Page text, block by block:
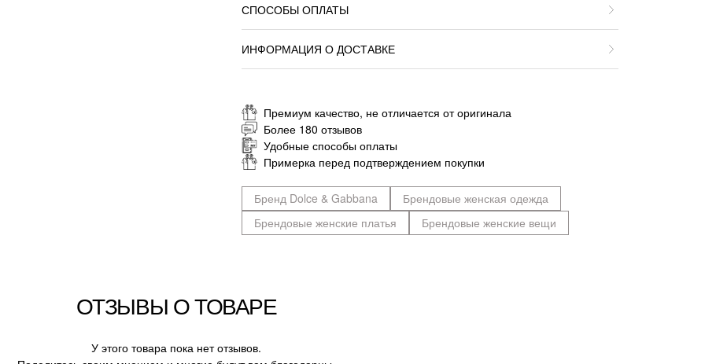
СПОСОБЫ ОПЛАТЫ
ИНФОРМАЦИЯ О ДОСТАВКЕ
Премиум качество, не отличается от оригинала
Более 180 отзывов
Удобные способы оплаты
Примерка перед подтверждением покупки
Бренд Dolce & Gabbana
Брендовые женская одежда
Брендовые женские платья
Брендовые женские вещи
ОТЗЫВЫ О ТОВАРЕ
У этого товара пока нет отзывов.